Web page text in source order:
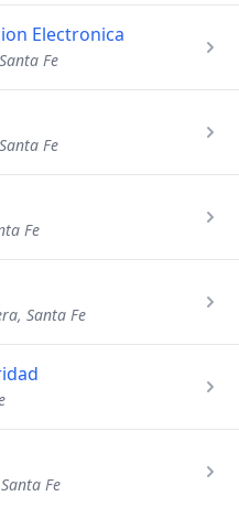
Electronica
Fe
Fe
Fe
Santa Fe
Fe